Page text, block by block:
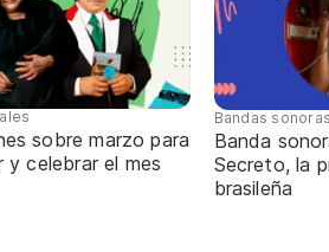
sobre marzo para
y celebrar el mes
Bandas sonoras
Banda
Secreto, la
brasileña